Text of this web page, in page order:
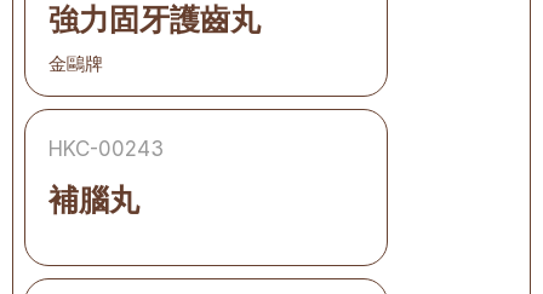
強力固牙護齒丸
金鷗牌
HKC-00243
補腦丸